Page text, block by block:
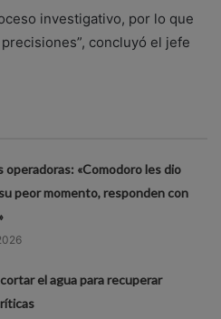
investigativo, por lo que
concluyó el jefe
operadoras: «Comodoro les dio
peor momento, responden con
el agua para recuperar